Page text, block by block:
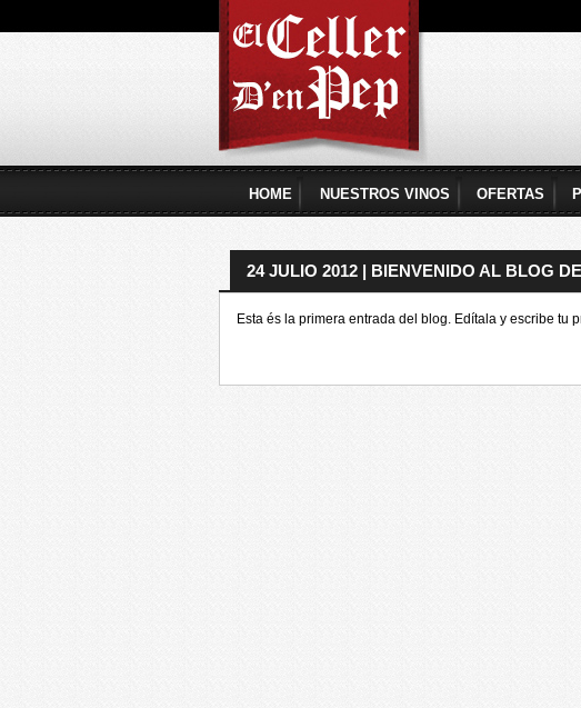
El
Celler
d'en
Pep
Menú principal
HOME NUESTROS VINOS OFERTAS
24 JULIO 2012 | BIENVENIDO AL BLOG
Esta és la primera entrada del blog. Edítala y escribe tu